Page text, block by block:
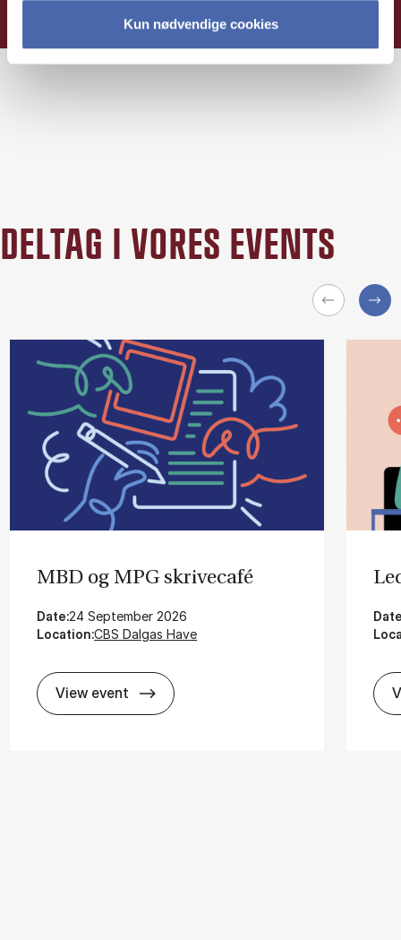
Kun nødvendige cookies
DELTAG I VORES EVENTS
MBD og MPG skri­vecafé
Date:24 September 2026
Location:CBS Dalgas Have
View event MBD og MPG skri­vecafé